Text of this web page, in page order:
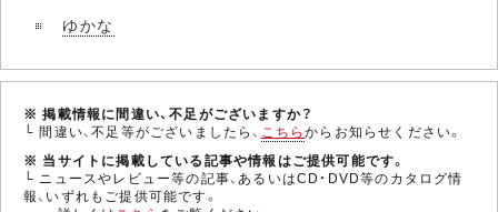
ゆかな
※ 掲載情報に間違い、不足がございますか？
└ 間違い、不足等がございましたら、 こちらからお知らせください。
※ 当サイトに掲載している記事や情報はご提供可能です。
└ ニュースやレビュー等の記事、あるいはCD・DVD等のカタログ情
報、いずれもご提供可能です。